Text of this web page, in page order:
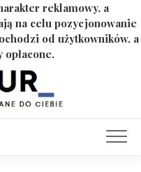
reklamowy, a
na celu pozycjonowanie
od użytkowników, a
opłacone.